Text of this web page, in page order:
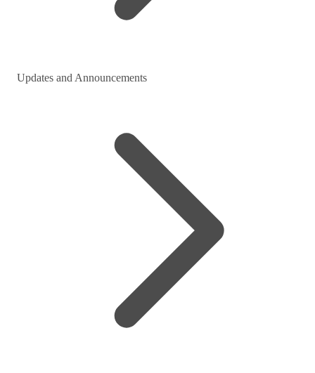
Updates and Announcements